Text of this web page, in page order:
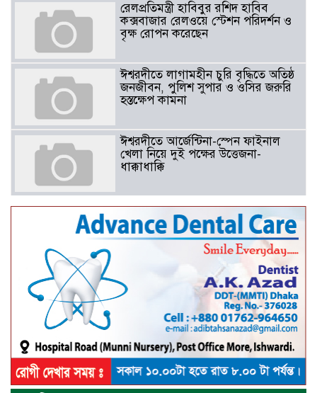
রেলপ্রতিমন্ত্রী হাবিবুর রশিদ হাবিব
কক্সবাজার রেলওয়ে স্টেশন পরিদর্শন ও
বৃক্ষ রোপন করেছেন
ঈশ্বরদীতে লাগামহীন চুরি বৃদ্ধিতে অতিষ্ঠ
জনজীবন, পুলিশ সুপার ও ওসির জরুরি
হস্তক্ষেপ কামনা ​
ঈশ্বরদীতে আর্জেন্টিনা-স্পেন ফাইনাল
খেলা নিয়ে দুই পক্ষের উত্তেজনা-
ধাক্কাধাক্কি
বাংলাদেশসহ বাসযোগ্য পৃথিবী গড়তে
গাছ লাগিয়ে অক্সিজেন ফ্যাক্টরী গড়ে
তোলার বিকল্প নেই——বিএনপির
কেন্দ্রিয় নেতা সাবেক এমপি বীর
মুক্তিযোদ্ধা সিরাজুল ইসলাম সরদার
আটঘরিয়ায় বিএনপি নেতার ভাতিজাকে ছাত্রলীগের সাধারণ
​​অবৈধ অর্থ বা পেশীশক্তি না থাকলে